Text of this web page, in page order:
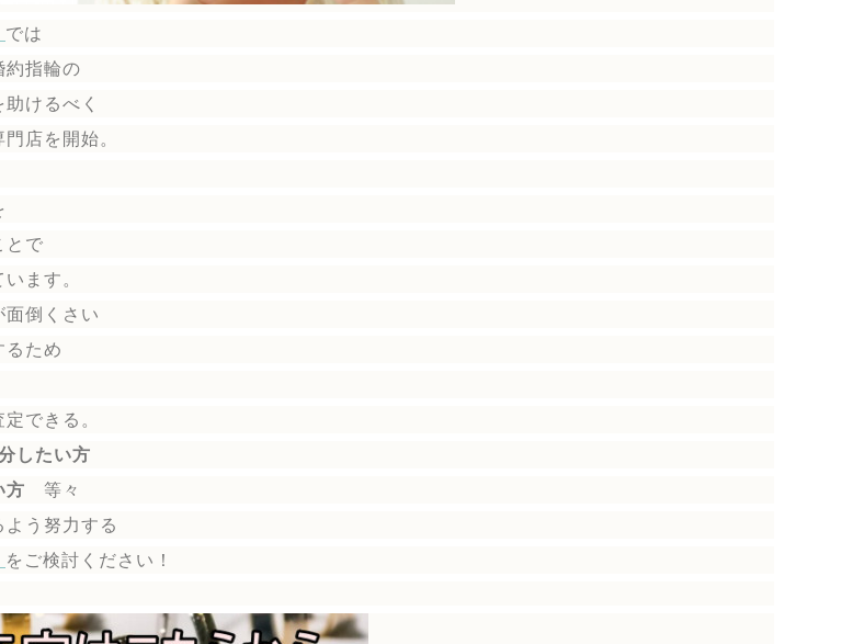
では
約指輪の
けるべく
店を開始。
とで
ます。
面倒くさい
るため
定できる。
したい方
方 等々
う努力する
を ご検討ください！